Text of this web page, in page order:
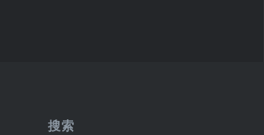
搜索